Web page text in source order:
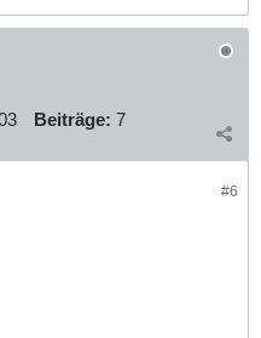
Beiträge: 7
#6